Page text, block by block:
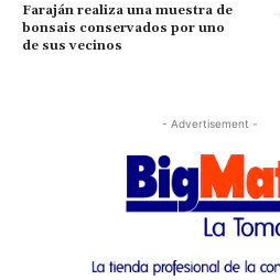
Faraján realiza una muestra de
bonsais conservados por uno
de sus vecinos
- Advertisement -